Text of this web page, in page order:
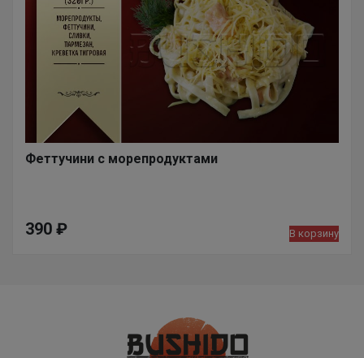
Феттучини с морепродуктами
390 ₽ В корзину